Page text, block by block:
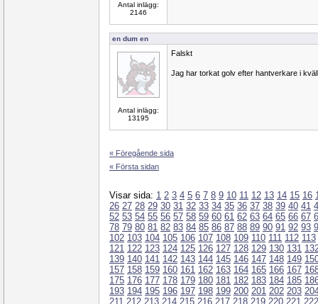
Antal inlägg:
2146
en dum en
Antal inlägg:
13195
Falskt
Jag har torkat golv efter hantverkare i kväll
« Föregående sida
« Första sidan
Visar sida: 1 2 3 4 5 6 7 8 9 10 11 12 13 14 15 16
26 27 28 29 30 31 32 33 34 35 36 37 38 39 40 41
52 53 54 55 56 57 58 59 60 61 62 63 64 65 66 67
78 79 80 81 82 83 84 85 86 87 88 89 90 91 92 93
102 103 104 105 106 107 108 109 110 111 112 113
121 122 123 124 125 126 127 128 129 130 131
139 140 141 142 143 144 145 146 147 148 149
157 158 159 160 161 162 163 164 165 166 167
175 176 177 178 179 180 181 182 183 184 185
193 194 195 196 197 198 199 200 201 202 203
211 212 213 214 215 216 217 218 219 220 221 222